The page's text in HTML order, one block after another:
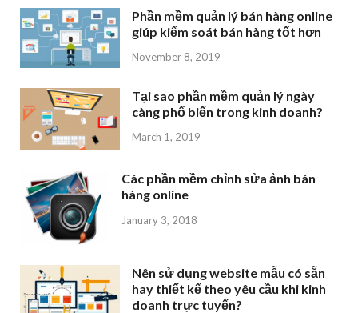
Phần mềm quản lý bán hàng online
giúp kiểm soát bán hàng tốt hơn
November 8, 2019
Tại sao phần mềm quản lý ngày
càng phổ biến trong kinh doanh?
March 1, 2019
Các phần mềm chỉnh sửa ảnh bán
hàng online
January 3, 2018
Nên sử dụng website mẫu có sẵn
hay thiết kế theo yêu cầu khi kinh
doanh trực tuyến?